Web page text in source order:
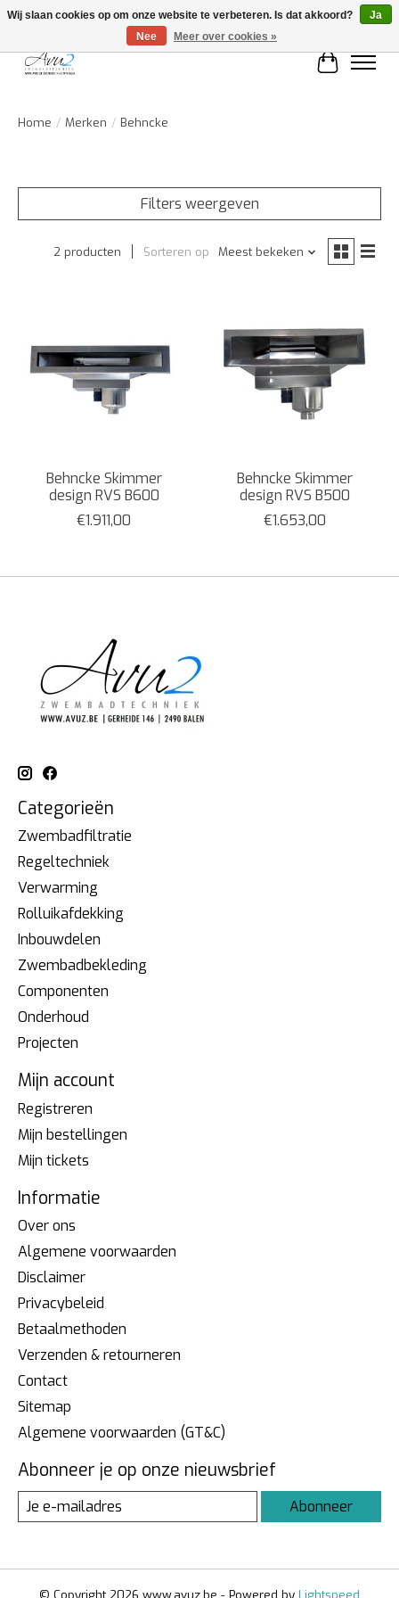
Home / Merken / Behncke
Filters weergeven
2 producten Sorteren op Meest bekeken
Behncke Skimmer
design RVS B600
€1.911,00
Behncke Skimmer
design RVS B500
€1.653,00
Categorieën
Zwembadfiltratie
Regeltechniek
Verwarming
Rolluikafdekking
Inbouwdelen
Zwembadbekleding
Componenten
Onderhoud
Projecten
Mijn account
Registreren
Mijn bestellingen
Mijn tickets
Informatie
Over ons
Algemene voorwaarden
Disclaimer
Privacybeleid
Betaalmethoden
Verzenden & retourneren
Contact
Sitemap
Algemene voorwaarden (GT&C)
Abonneer je op onze nieuwsbrief
Abonneer
Wij slaan cookies op om onze website te verbeteren. Is dat akkoord?
Ja
Nee
Meer over cookies »